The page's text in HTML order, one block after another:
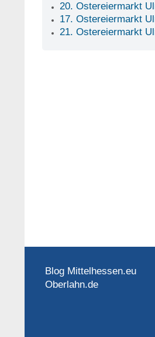
20. Ostereiermarkt
17. Ostereiermarkt
21. Ostereiermarkt
Blog Mittelhessen.eu
Oberlahn.de